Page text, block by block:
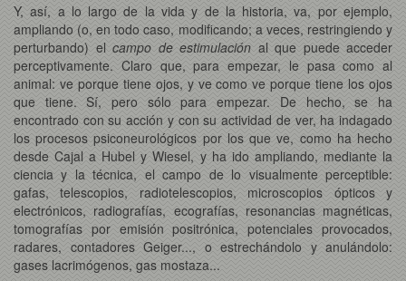
Y, así, a lo largo de la vida y de la historia, va, por ejemplo,
ampliando (o, en todo caso, modificando; a veces, restringiendo y
perturbando) el campo de estimulación al que puede acceder
perceptivamente. Claro que, para empezar, le pasa como al
animal: ve porque tiene ojos, y ve como ve porque tiene los ojos
que tiene. Sí, pero sólo para empezar. De hecho, se ha
encontrado con su acción y con su actividad de ver, ha indagado
los procesos psiconeurológicos por los que ve, como ha hecho
desde Cajal a Hubel y Wiesel, y ha ido ampliando, mediante la
ciencia y la técnica, el campo de lo visualmente perceptible:
gafas, telescopios, radiotelescopios, microscopios ópticos y
electrónicos, radiografías, ecografías, resonancias magnéticas,
tomografías por emisión positrónica, potenciales provocados,
radares, contadores Geiger..., o estrechándolo y anulándolo:
gases lacrimógenos, gas mostaza...